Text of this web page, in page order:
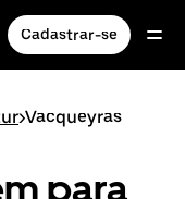
Cadastrar-se
>Vacqueyras
para